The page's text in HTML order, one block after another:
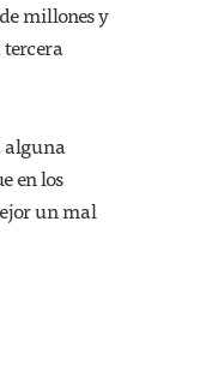
millones y
tercera
alguna
en los
un mal